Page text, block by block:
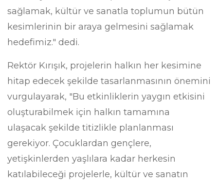
sağlamak, kültür ve sanatla toplumun bütün
kesimlerinin bir araya gelmesini sağlamak
hedefimiz." dedi.
Rektör Kırışık, projelerin halkın her kesimine
hitap edecek şekilde tasarlanmasının önemini
vurgulayarak, "Bu etkinliklerin yaygın etkisini
oluşturabilmek için halkın tamamına
ulaşacak şekilde titizlikle planlanması
gerekiyor. Çocuklardan gençlere,
yetişkinlerden yaşlılara kadar herkesin
katılabileceği projelerle, kültür ve sanatın